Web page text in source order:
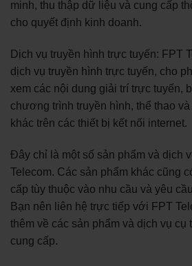
minh, thu thập dữ liệu và cung cấp
cho quyết định kinh doanh.
Dịch vụ truyền hình trực tuyến: FPT
dịch vụ truyền hình trực tuyến, cho
xem các nội dung giải trí trực tuyến,
chương trình truyền hình, thể thao
khác trên các thiết bị kết nối internet.
Đây chỉ là một số sản phẩm và dịch
Telecom. Các sản phẩm khác cũng
cấp tùy thuộc vào nhu cầu và yêu
Bạn nên liên hệ trực tiếp với FPT
thêm về các sản phẩm và dịch vụ cụ
cung cấp.